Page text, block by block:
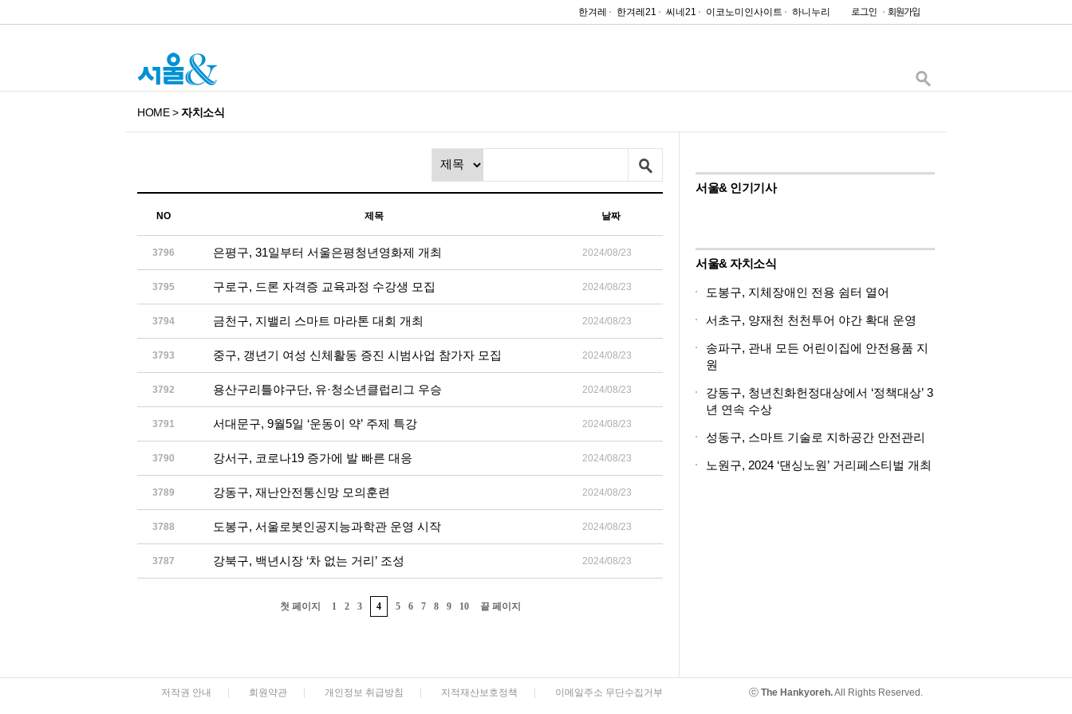
한겨레 한겨레21 씨네21 이코노미인사이트 하니누리
HOME>자치소식
NO 제목 날짜
3796 은평구, 31일부터 서울은평청년영화제 개최 2024/08/23
3795 구로구, 드론 자격증 교육과정 수강생 모집 2024/08/23
3794 금천구, 지밸리 스마트 마라톤 대회 개최 2024/08/23
3793 중구, 갱년기 여성 신체활동 증진 시범사업 참가자 모집 2024/08/23
3792 용산구리틀야구단, 유·청소년클럽리그 우승 2024/08/23
3791 서대문구, 9월5일 ‘운동이 약’ 주제 특강 2024/08/23
3790 강서구, 코로나19 증가에 발 빠른 대응 2024/08/23
3789 강동구, 재난안전통신망 모의훈련 2024/08/23
3788 도봉구, 서울로봇인공지능과학관 운영 시작 2024/08/23
3787 강북구, 백년시장 ‘차 없는 거리’ 조성 2024/08/23
첫 페이지 1 2 3 4 5 6 7 8 9 10 끝 페이지
서울& 인기기사
서울& 자치소식
도봉구, 지체장애인 전용 쉼터 열어
서초구, 양재천 천천투어 야간 확대 운영
송파구, 관내 모든 어린이집에 안전용품 지
원
강동구, 청년친화헌정대상에서 ‘정책대상’ 3
년 연속 수상
성동구, 스마트 기술로 지하공간 안전관리
노원구, 2024 ‘댄싱노원’ 거리페스티벌 개최
저작권 안내 | 회원약관 | 개인정보 취급방침 | 지적재산보호정책 | 이메일주소 무단수집거부 ⓒ The Hankyoreh.All Rights Reserved.